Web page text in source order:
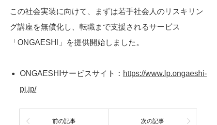
この社会実装に向けて、まずは若手社会人のリスキリン
グ講座を無償化し、転職まで支援されるサービス
「ONGAESHI」を提供開始しました。
ONGAESHIサービスサイト： https://www.lp.ongaeshi-
pj.jp/
前の記事 次の記事